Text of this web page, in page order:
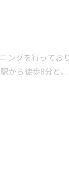
グを行ってお
から徒歩8分と